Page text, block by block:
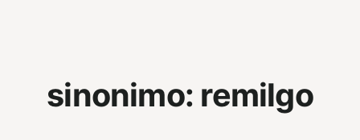
sinonimo: remilgo